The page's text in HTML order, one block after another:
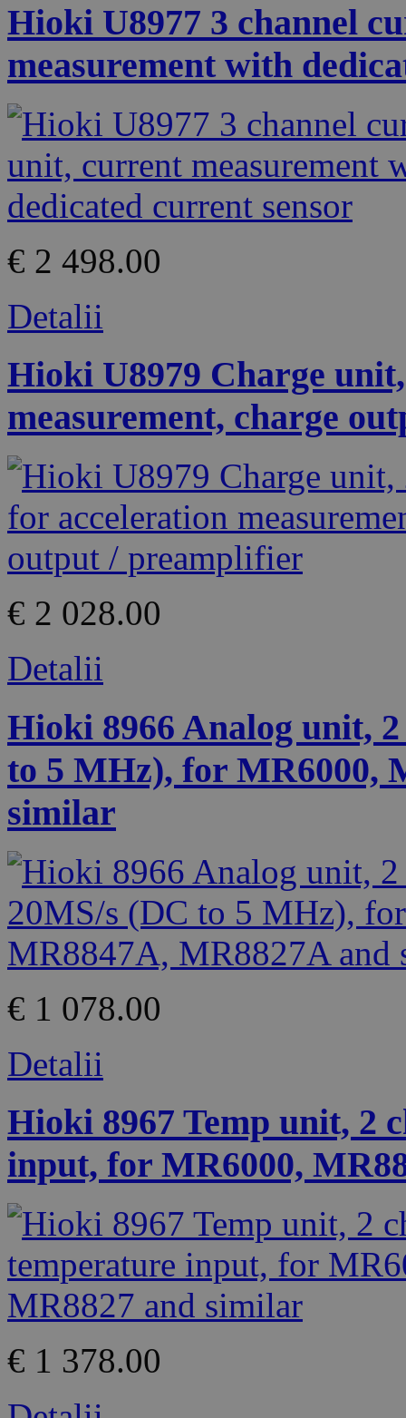
Hioki U8977 3 channel
measurement with
€ 2 498.00
Detalii
Hioki U8979 Charge
measurement, charge
€ 2 028.00
Detalii
Hioki 8966 Analog unit,
to 5 MHz), for MR6000,
similar
€ 1 078.00
Detalii
Hioki 8967 Temp unit, 2
input, for MR6000,
€ 1 378.00